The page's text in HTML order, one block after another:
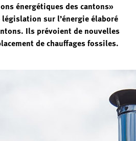
énergétiques des cantons»
sur l’énergie élaboré
Ils prévoient de nouvelles
de chauffages fossiles.